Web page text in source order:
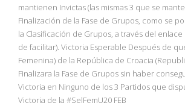
mantienen Invictas (las mismas 3 que se
Finalización de la Fase de Grupos, como se
la Clasificación de Grupos, a través del
de facilitar). Victoria Esperable Después de
Femenina) de la República de Croacia
Finalizara la Fase de Grupos sin haber
Victoria en Ninguno de los 3 Partidos que
Victoria de la #SelFemU20 FEB